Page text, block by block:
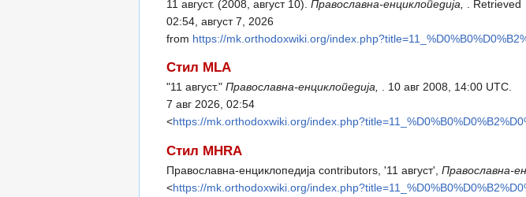
11 август. (2008, август 10). Православна-енциклопедија,
. Retrieved
02:54, август 7, 2026
from https://mk.orthodoxwiki.org/
Стил MLA
"11 август." Православна-енциклопедија, . 10 авг 2008, 14:00 UTC.
7 авг 2026, 02:54
<https://mk.orthodoxwiki.org/
Стил MHRA
Православна-енциклопедија contributors, '11 август', Православна-
<https://mk.orthodoxwiki.org/